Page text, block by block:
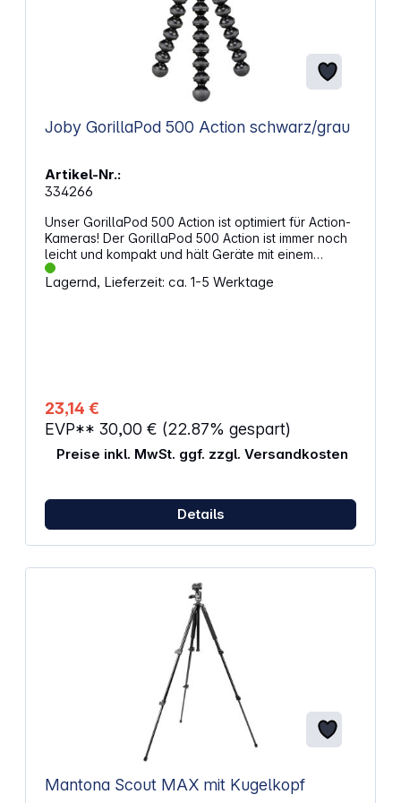
Joby GorillaPod 500 Action schwarz/grau
Artikel-Nr.:
334266
Unser GorillaPod 500 Action ist optimiert für Action-
Kameras! Der GorillaPod 500 Action ist immer noch
leicht und kompakt und hält Geräte mit einem
Gewicht von bis zu 500 Gramm. Merkmale: Action-
Orientierung: Integrierte Pin-Joint Halterung und
zusammenklappbaren Beinen und einfach in einer
Tasche, Handtasche, Tasche, Rucksack oder
Kamera-Tasche zu tragen.
Lagernd, Lieferzeit: ca. 1-5 Werktage
23,14 €
EVP** 30,00 € (22.87% gespart)
Preise inkl. MwSt. ggf. zzgl. Versandkosten
Details
Mantona Scout MAX mit Kugelkopf